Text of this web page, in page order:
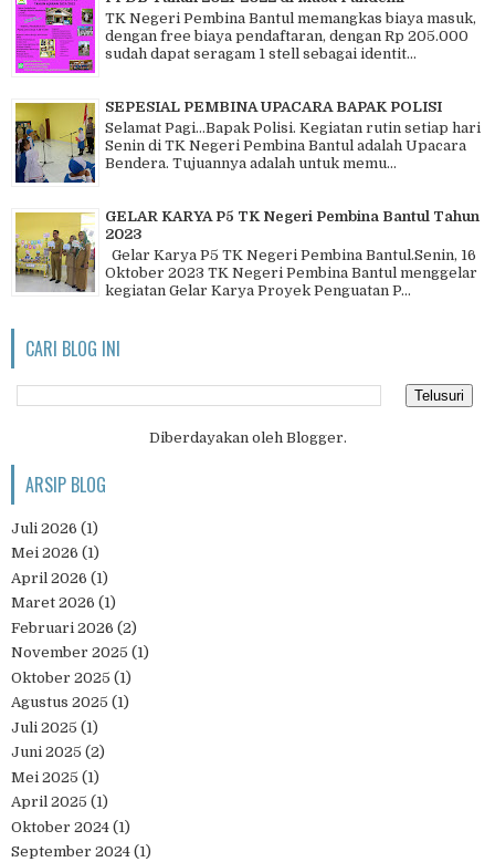
TK Negeri Pembina Bantul memangkas biaya masuk,
dengan free biaya pendaftaran, dengan Rp 205.000
sudah dapat seragam 1 stell sebagai identit...
SEPESIAL PEMBINA UPACARA BAPAK POLISI
Selamat Pagi…Bapak Polisi. Kegiatan rutin setiap hari
Senin di TK Negeri Pembina Bantul adalah Upacara
Bendera. Tujuannya adalah untuk memu...
GELAR KARYA P5 TK Negeri Pembina Bantul Tahun
2023
Gelar Karya P5 TK Negeri Pembina Bantul.Senin, 16
Oktober 2023 TK Negeri Pembina Bantul menggelar
kegiatan Gelar Karya Proyek Penguatan P...
CARI BLOG INI
Diberdayakan oleh Blogger.
ARSIP BLOG
Juli 2026 (1)
Mei 2026 (1)
April 2026 (1)
Maret 2026 (1)
Februari 2026 (2)
November 2025 (1)
Oktober 2025 (1)
Agustus 2025 (1)
Juli 2025 (1)
Juni 2025 (2)
Mei 2025 (1)
April 2025 (1)
Oktober 2024 (1)
September 2024 (1)